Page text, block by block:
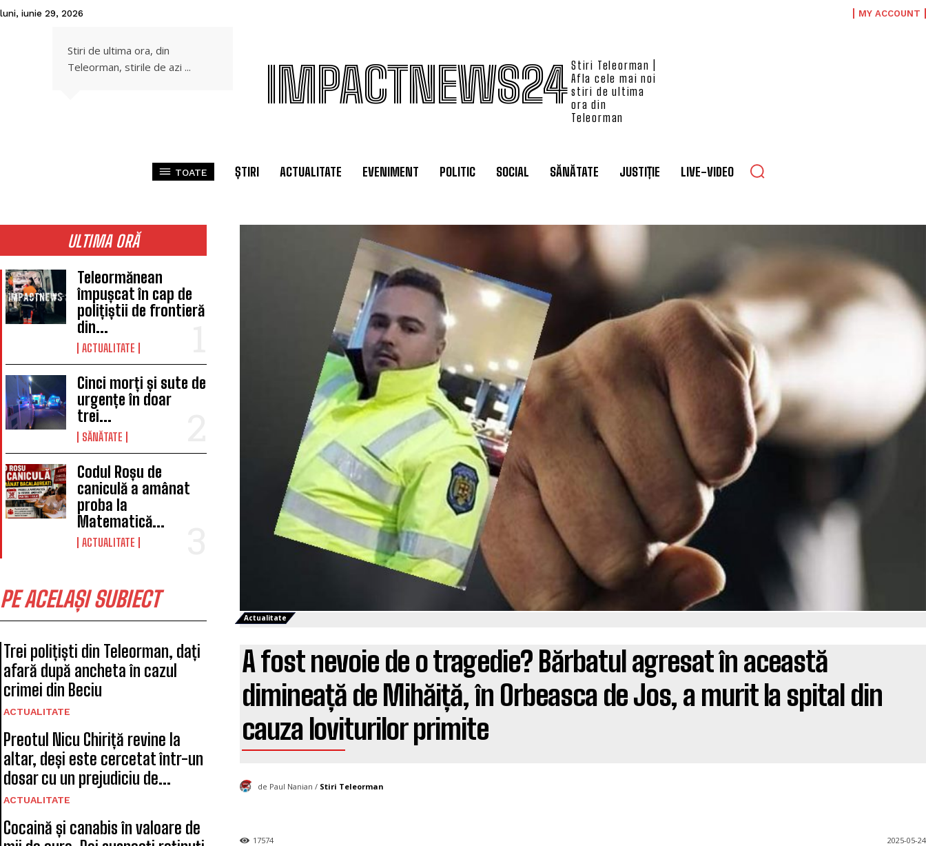
luni, iunie 29, 2026 MY ACCOUNT
Stiri de ultima ora, din
Teleorman, stirile de azi ...
IMPACTNEWS24 Stiri Teleorman |
Afla cele mai noi
stiri de ultima
ora din
Teleorman
TOATE ȘTIRI ACTUALITATE EVENIMENT POLITIC SOCIAL SĂNĂTATE JUSTIȚIE LIVE-VIDEO
ULTIMA ORĂ
Teleormănean
împușcat în cap de
polițiștii de frontieră
din...
ACTUALITATE
Cinci morți și sute de
urgențe în doar
trei...
SĂNĂTATE
Codul Roșu de
caniculă a amânat
proba la
Matematică...
ACTUALITATE
PE ACELAȘI SUBIECT
Trei polițiști din Teleorman, dați
afară după ancheta în cazul
crimei din Beciu
ACTUALITATE
Preotul Nicu Chiriță revine la
altar, deși este cercetat într-un
dosar cu un prejudiciu de...
ACTUALITATE
Cocaină și canabis în valoare de
Actualitate
A fost nevoie de o tragedie? Bărbatul agresat în această
dimineață de Mihăiță, în Orbeasca de Jos, a murit la spital din
cauza loviturilor primite
de Paul Nanian / Stiri Teleorman
2025-05-24
17574